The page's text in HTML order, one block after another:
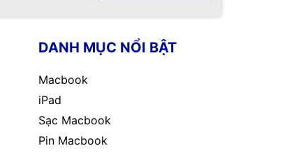
DANH MỤC NỔI BẬT
Macbook
iPad
Sạc Macbook
Pin Macbook